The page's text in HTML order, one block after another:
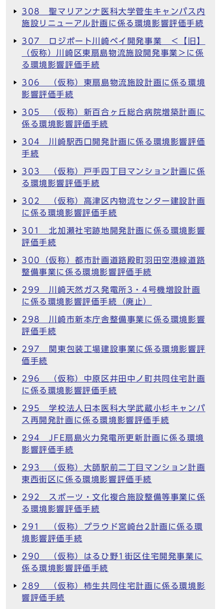
308 聖マリアンナ医科大学菅生キャンパス内
施設リニューアル計画に係る環境影響評価手続
307 ロジポート川崎ベイ開発事業 ＜【旧】
（仮称）川崎区東扇島物流施設開発事業＞に係
る環境影響評価手続
306 （仮称）東扇島物流施設計画に係る環境
影響評価手続
305 （仮称）新百合ヶ丘総合病院増築計画に
係る環境影響評価手続
304 川崎駅西口開発計画に係る環境影響評価
手続
303 （仮称）戸手四丁目マンション計画に係
る環境影響評価手続
302 （仮称）高津区内物流センター建設計画
に係る環境影響評価手続
301 北加瀬社宅跡地開発計画に係る環境影響
評価手続
300（仮称）都市計画道路殿町羽田空港線道路
整備事業に係る環境影響評価手続
299 川崎天然ガス発電所3・4号機増設計画
に係る環境影響評価手続（廃止）
298 川崎市新本庁舎整備事業に係る環境影響
評価手続
297 関東包装工場建設事業に係る環境影響評
価手続
296 （仮称）中原区井田中ノ町共同住宅計画
に係る環境影響評価手続
295 学校法人日本医科大学武蔵小杉キャンパ
ス再開発計画に係る環境影響評価手続
294 JFE扇島火力発電所更新計画に係る環境
影響評価手続
293 （仮称）大師駅前二丁目マンション計画
東西街区に係る環境影響評価手続
292 スポーツ・文化複合施設整備等事業に係
る環境影響評価手続
291 （仮称）プラウド宮崎台2計画に係る環
境影響評価手続
290 （仮称）はるひ野1街区住宅開発事業に
係る環境影響評価手続
289 （仮称）柿生共同住宅計画に係る環境影
響評価手続